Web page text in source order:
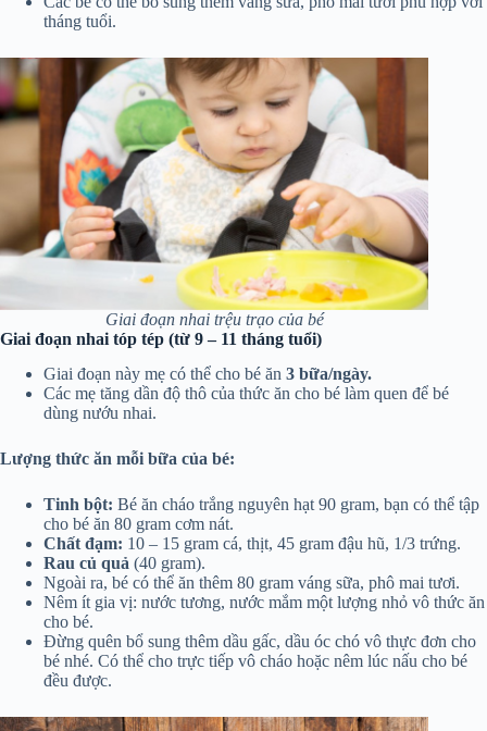
tháng tuổi.
Giai đoạn nhai trệu trạo của bé
Giai đoạn nhai tóp tép (từ 9 – 11 tháng tuổi)
Giai đoạn này mẹ có thể cho bé ăn 3 bữa/ngày.
Các mẹ tăng dần độ thô của thức ăn cho bé làm quen để bé
dùng nướu nhai.
Lượng thức ăn mỗi bữa của bé:
Tinh bột: Bé ăn cháo trắng nguyên hạt 90 gram, bạn có thể tập
cho bé ăn 80 gram cơm nát.
Chất đạm: 10 – 15 gram cá, thịt, 45 gram đậu hũ, 1/3 trứng.
Rau củ quả (40 gram).
Ngoài ra, bé có thể ăn thêm 80 gram váng sữa, phô mai tươi.
Nêm ít gia vị: nước tương, nước mắm một lượng nhỏ vô thức ăn
cho bé.
Đừng quên bổ sung thêm dầu gấc, dầu óc chó vô thực đơn cho
bé nhé. Có thể cho trực tiếp vô cháo hoặc nêm lúc nấu cho bé
đều được.